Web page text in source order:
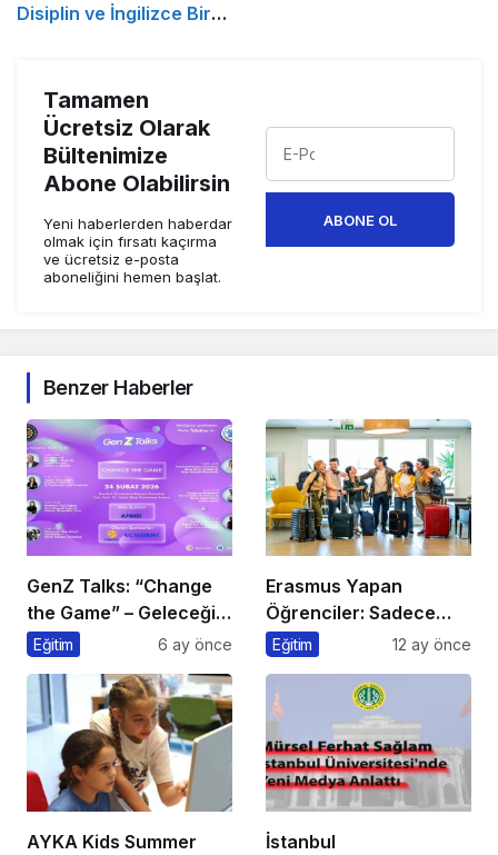
Disiplin ve İngilizce Bir
Tamamen
Ücretsiz Olarak
Bültenimize
Abone Olabilirsin
Yeni haberlerden haberdar
olmak için fırsatı kaçırma
ve ücretsiz e-posta
aboneliğini hemen başlat.
ABONE OL
Benzer Haberler
GenZ Talks: “Change
the Game” – Geleceği
Tasarlayanlar Sahne
Eğitim 6 ay önce
Erasmus Yapan
Öğrenciler: Sadece
Ülke Değil, Bakış Açısı
Eğitim 12 ay önce
AYKA Kids Summer
İstanbul